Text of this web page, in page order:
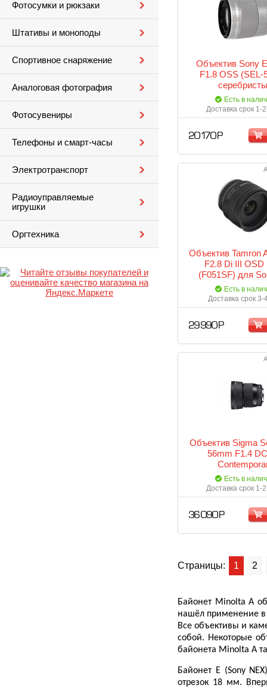
Фотосумки и рюкзаки
Штативы и моноподы
Спортивное снаряжение
Аналоговая фотография
Фотосувениры
Телефоны и смарт-часы
Электротранспорт
Радиоуправляемые
игрушки
Оргтехника
Объектив Sony
F1.8 OSS (SEL-
Есть в
Доставка срок 1-
20 170 Р
Объектив Tamron
F2.8 Di III OSD
(F051SF) для
mount
Есть в
Доставка срок 3-
29 990 Р
Объектив Sigma
56mm F1.4
Есть в
Доставка срок 1-
36 090 Р
Страницы: 1 2
Байонет Minolta A
нашёл применение в
Все объективы и
собой. Некоторые
байонета Minolta A
Байонет E (Sony
отрезок 18 мм.